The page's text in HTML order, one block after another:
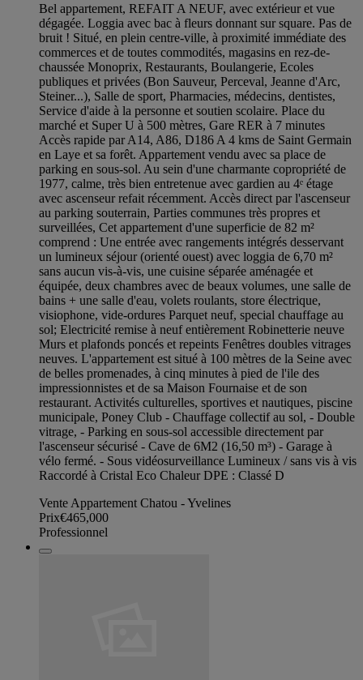
Bel appartement, REFAIT A NEUF, avec extérieur et vue
dégagée. Loggia avec bac à fleurs donnant sur square. Pas de
bruit ! Situé, en plein centre-ville, à proximité immédiate des
commerces et de toutes commodités, magasins en rez-de-
chaussée Monoprix, Restaurants, Boulangerie, Ecoles
publiques et privées (Bon Sauveur, Perceval, Jeanne d'Arc,
Steiner...), Salle de sport, Pharmacies, médecins, dentistes,
Service d'aide à la personne et soutien scolaire. Place du
marché et Super U à 500 mètres, Gare RER à 7 minutes
Accès rapide par A14, A86, D186 A 4 kms de Saint Germain
en Laye et sa forêt. Appartement vendu avec sa place de
parking en sous-sol. Au sein d'une charmante copropriété de
1977, calme, très bien entretenue avec gardien au 4ᵉ étage
avec ascenseur refait récemment. Accès direct par l'ascenseur
au parking souterrain, Parties communes très propres et
surveillées, Cet appartement d'une superficie de 82 m²
comprend : Une entrée avec rangements intégrés desservant
un lumineux séjour (orienté ouest) avec loggia de 6,70 m²
sans aucun vis-à-vis, une cuisine séparée aménagée et
équipée, deux chambres avec de beaux volumes, une salle de
bains + une salle d'eau, volets roulants, store électrique,
visiophone, vide-ordures Parquet neuf, special chauffage au
sol; Electricité remise à neuf entièrement Robinetterie neuve
Murs et plafonds poncés et repeints Fenêtres doubles vitrages
neuves. L'appartement est situé à 100 mètres de la Seine avec
de belles promenades, à cinq minutes à pied de l'ile des
impressionnistes et de sa Maison Fournaise et de son
restaurant. Activités culturelles, sportives et nautiques, piscine
municipale, Poney Club - Chauffage collectif au sol, - Double
vitrage, - Parking en sous-sol accessible directement par
l'ascenseur sécurisé - Cave de 6M2 (16,50 m³) - Garage à
vélo fermé. - Sous vidéosurveillance Lumineux / sans vis à vis
Raccordé à Cristal Eco Chaleur DPE : Classé D
Vente Appartement Chatou - Yvelines
Prix€465,000
Professionnel